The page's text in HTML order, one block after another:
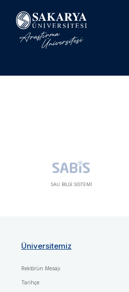
SAU BİLGİ SİSTEMİ
Üniversitemiz
Rektörün Mesajı
Tarihçe